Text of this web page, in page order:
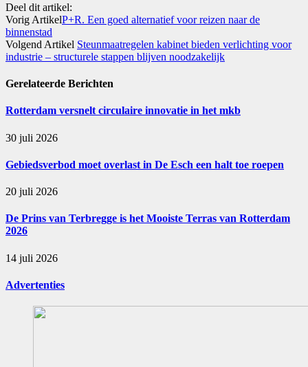
Deel dit artikel:
Vorig ArtikelP+R. Een goed alternatief voor reizen naar de
binnenstad
Volgend Artikel Steunmaatregelen kabinet bieden verlichting voor
industrie – structurele stappen blijven noodzakelijk
Gerelateerde Berichten
Rotterdam versnelt circulaire innovatie in het mkb
30 juli 2026
Gebiedsverbod moet overlast in De Esch een halt toe roepen
20 juli 2026
De Prins van Terbregge is het Mooiste Terras van Rotterdam
2026
14 juli 2026
Advertenties